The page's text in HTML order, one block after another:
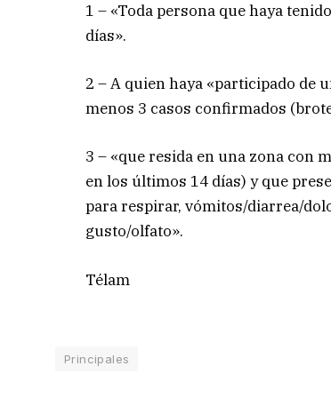
1 – «Toda persona que haya
días».
2 – A quien haya «participado de
menos 3 casos confirmados
3 – «que resida en una zona con
en los últimos 14 días) y que
para respirar, vómitos/diarrea/
gusto/olfato».
Télam
Principales